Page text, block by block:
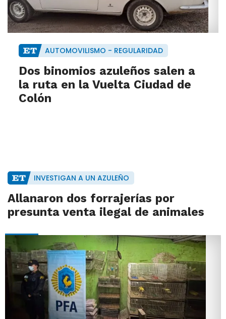
AUTOMOVILISMO - REGULARIDAD
Dos binomios azuleños salen a
la ruta en la Vuelta Ciudad de
Colón
INVESTIGAN A UN AZULEÑO
Allanaron dos forrajerías por
presunta venta ilegal de animales